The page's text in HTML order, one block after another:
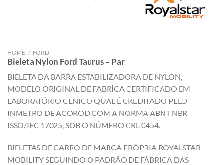
HOME / FORD
Bieleta Nylon Ford Taurus – Par
BIELETA DA BARRA ESTABILIZADORA DE NYLON,
MODELO ORIGINAL DE FABRÍCA CERTIFICADO EM
LABORATÓRIO CENICO QUAL É CREDITADO PELO
INMETRO DE ACOROD COM A NORMA ABNT NBR
ISSO/IEC 17025, SOB O NÚMERO CRL 0454.
BIELETAS DE CARRO DE MARCA PRÓPRIA ROYALSTAR
MOBILITY SEGUINDO O PADRÃO DE FÁBRICA DAS